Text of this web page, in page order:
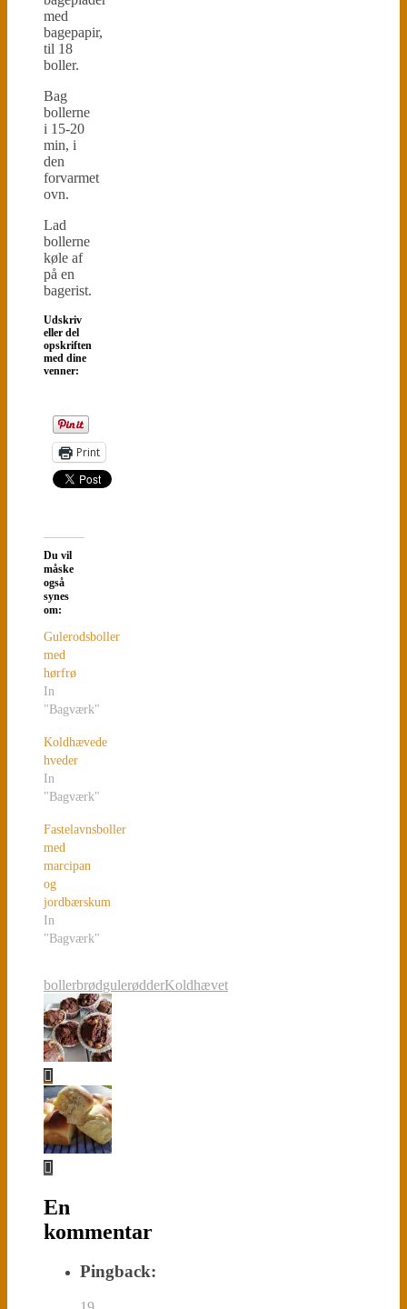
med
bagepapir,
til 18
boller.
Bag
bollerne
i 15-20
min, i
den
forvarmet
ovn.
Lad
bollerne
køle af
på en
bagerist.
Udskriv
eller del
opskriften
med dine
venner:
Print
Du vil
måske
også
synes
om:
Gulerodsboller
med
hørfrø
In
"Bagværk"
Koldhævede
hveder
In
"Bagværk"
Fastelavnsboller
med
marcipan
og
jordbærskum
In
"Bagværk"
bollerbrødgulerødderKoldhævet
En
kommentar
Pingback: